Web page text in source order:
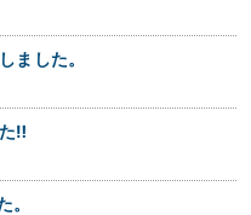
ました。
‼
。